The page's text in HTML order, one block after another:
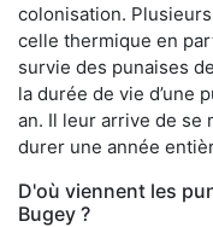
colonisation.
celle thermique en
survie des punaises
la durée de vie d’une
an. Il leur arrive de se
durer une année
D'où viennent les
Bugey ?